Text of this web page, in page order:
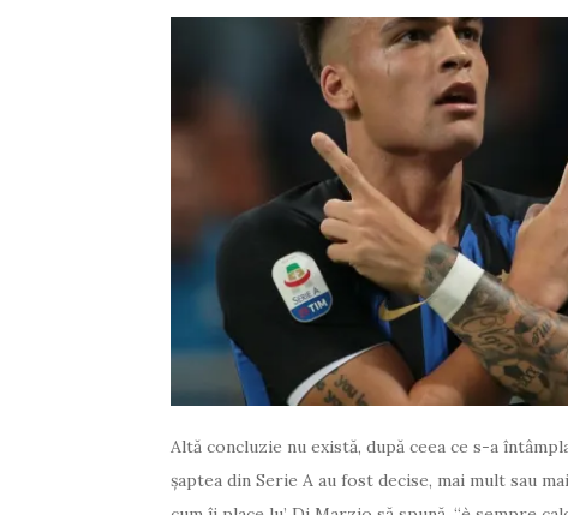
Altă concluzie nu există, după ceea ce s-a
şaptea din Serie A au fost decise, mai mult sau